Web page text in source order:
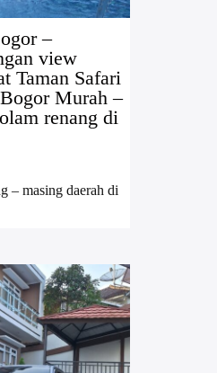
–
view
Taman Safari
Murah –
renang di
– masing daerah di